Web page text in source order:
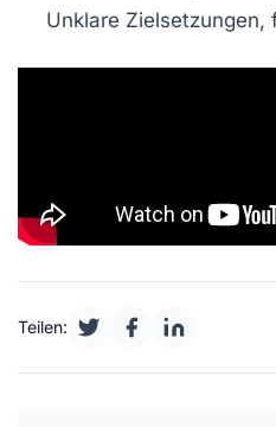
Unklare Zielsetzungen,
Teilen: